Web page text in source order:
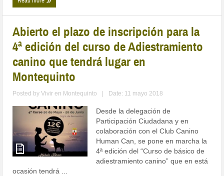
Abierto el plazo de inscripción para la
4ª edición del curso de Adiestramiento
canino que tendrá lugar en
Montequinto
Posted byVivir en Montequinto Date: 11 mayo 2018
Desde la delegación de
Participación Ciudadana y en
colaboración con el Club Canino
Human Can, se pone en marcha la
4ª edición del “Curso de básico de
adiestramiento canino” que en está
ocasión tendrá ...